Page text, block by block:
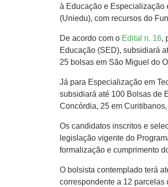
à Educação e Especialização
(Uniedu), com recursos do
De acordo com o Edital n. 16,
Educação (SED), subsidiará
25 bolsas em São Miguel do
Já para Especialização em
subsidiará até 100 Bolsas de
Concórdia, 25 em
Os candidatos inscritos e
legislação vigente do
formalização e cumprimento
O bolsista contemplado terá
correspondente a 12